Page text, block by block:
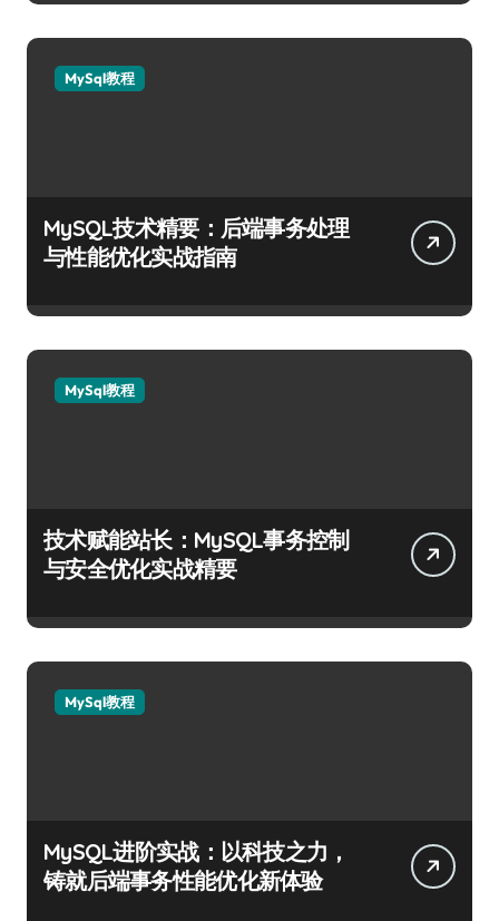
MySql教程
MySQL技术精要：后端事务处理
与性能优化实战指南
MySql教程
技术赋能站长：MySQL事务控制
与安全优化实战精要
MySql教程
MySQL进阶实战：以科技之力，
铸就后端事务性能优化新体验